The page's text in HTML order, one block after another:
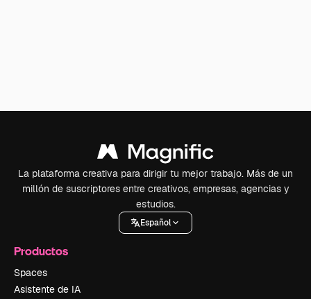
La plataforma creativa para dirigir tu mejor trabajo. Más de un
millón de suscriptores entre creativos, empresas, agencias y
estudios.
Español
Productos
Spaces
Asistente de IA